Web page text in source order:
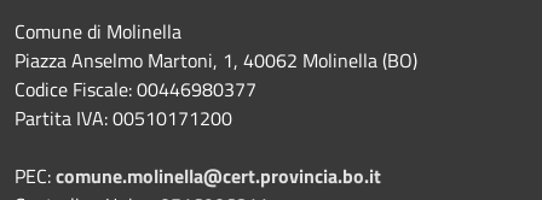
Comune di Molinella
Piazza Anselmo Martoni, 1, 40062 Molinella (BO)
Codice Fiscale: 00446980377
Partita IVA: 00510171200
PEC:comune.molinella@cert.provincia.bo.it